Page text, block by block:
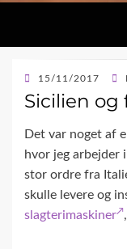
POSTED
ON
15/11/2017
Sicilien og
Det var noget af
hvor jeg
stor ordre fra
skulle levere og
slagterimaskiner